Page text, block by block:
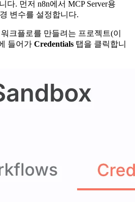
다. 먼저 n8n에서 MCP Server용
변수를 설정합니다.
워크플로를 만들려는 프로젝트(이
들어가 Credentials 탭을 클릭합니